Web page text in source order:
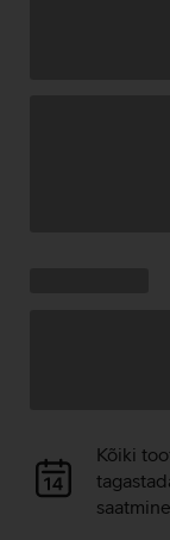
Andmete
laadimine
Kõiki